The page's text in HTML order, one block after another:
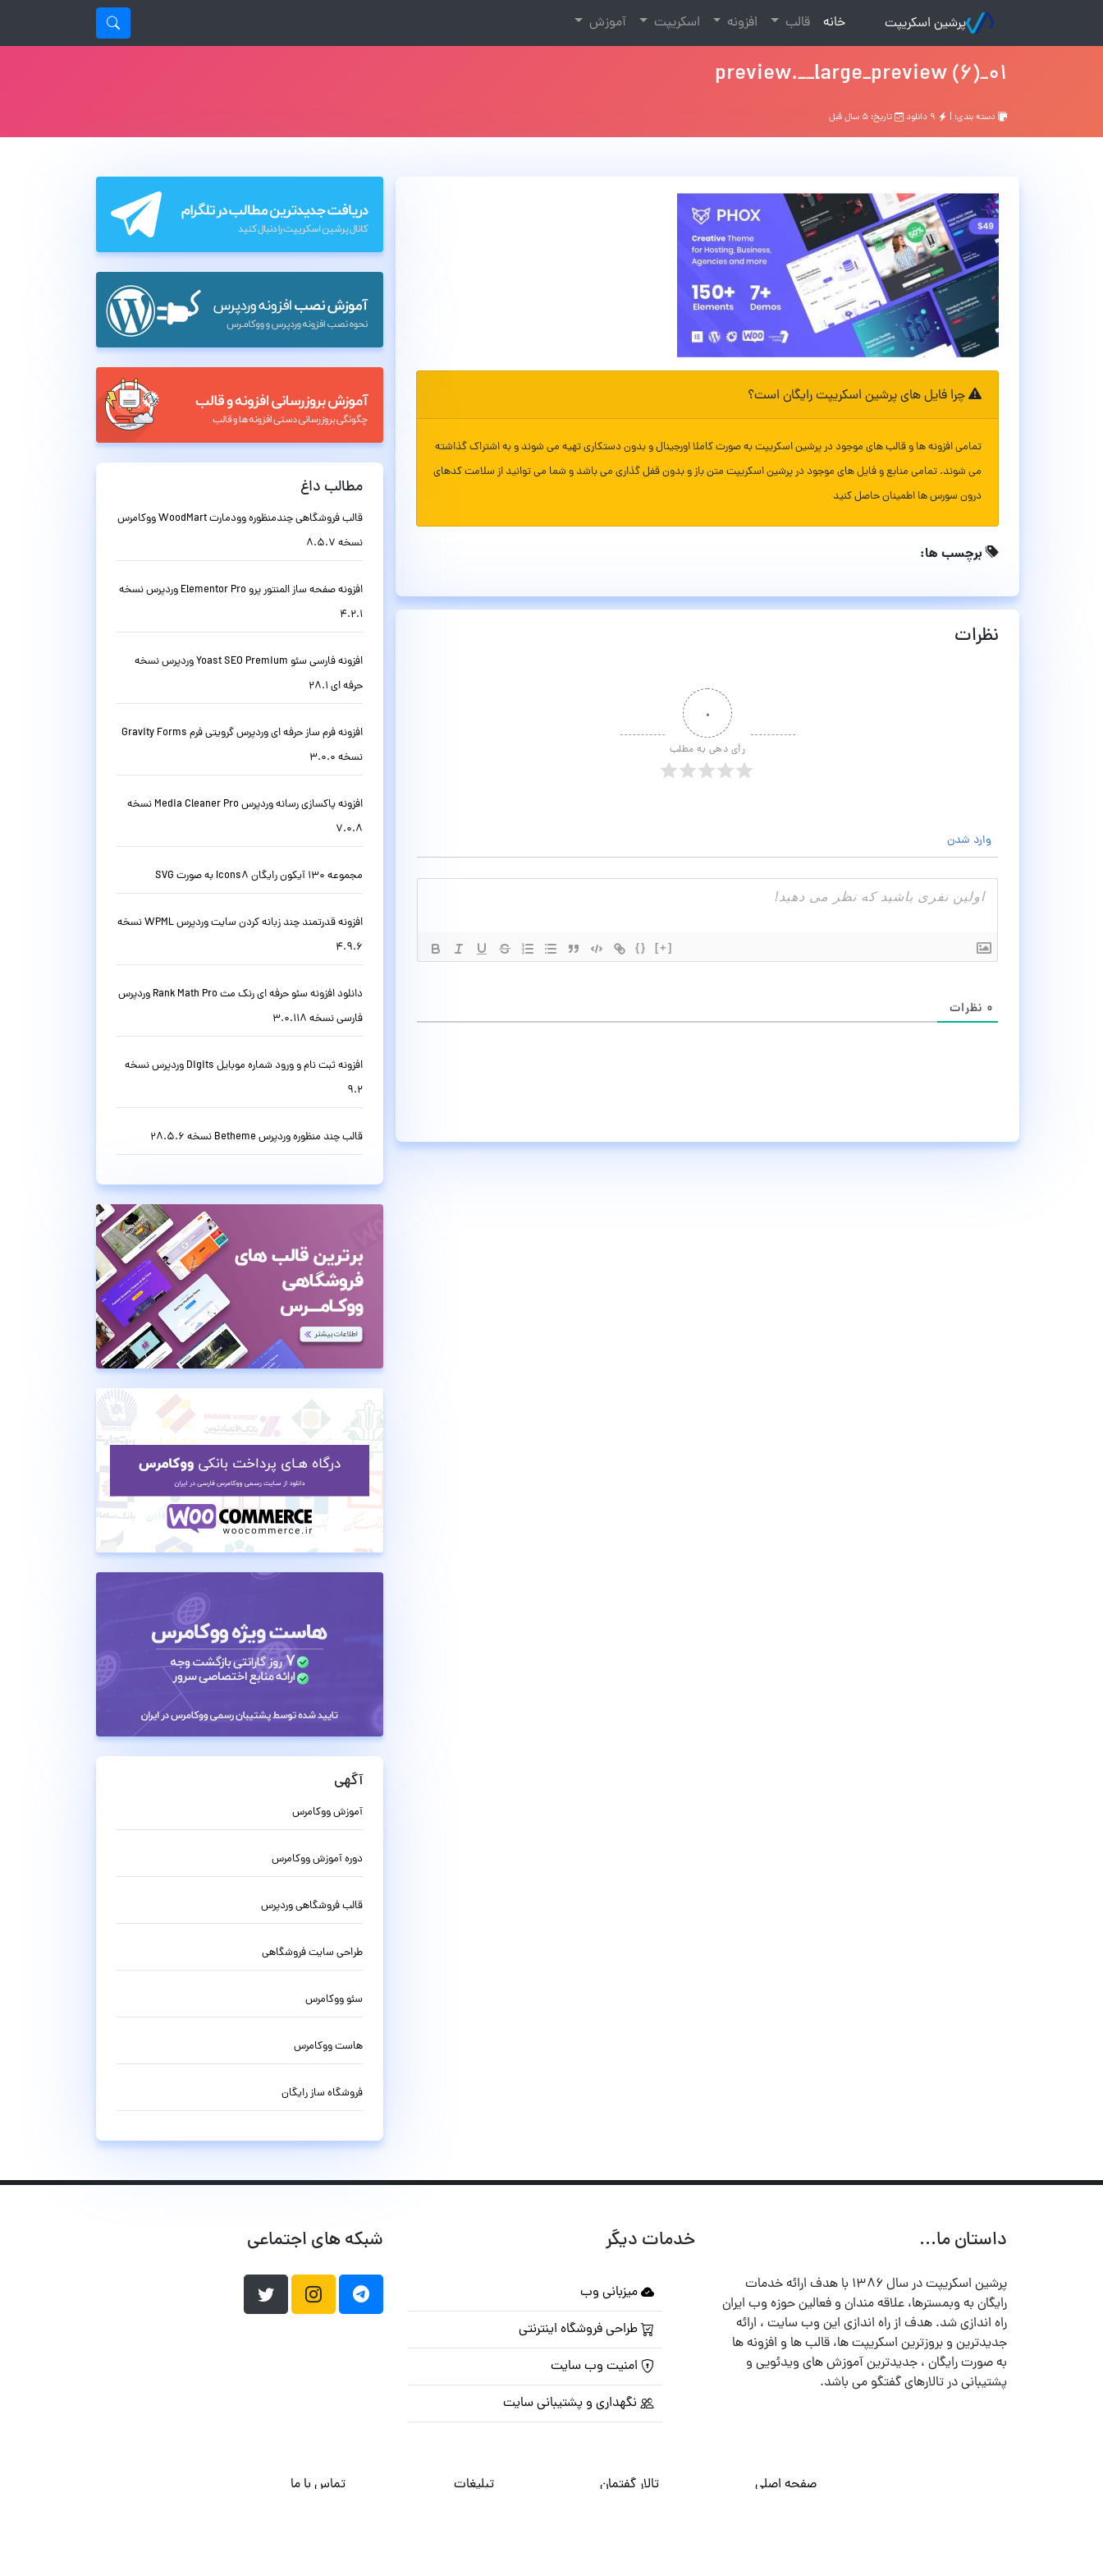
پرشین اسکریپت خانه
(current) قالب افزونه اسکریپت آموزش
01_preview.__large_preview (6)
دسته بندی: | تاریخ: ۵ سال قبل
چرا فایل های پرشین اسکریپت رایگان است؟
تمامی افزونه ها و قالب های موجود در پرشین اسکریپت به صورت کاملا اورجینال و بدون دستکاری تهیه می شوند و به اشتراک گذاشته
می شوند. تمامی منابع و فایل های موجود در پرشین اسکریپت متن باز و بدون قفل گذاری می باشد و شما می توانید از سلامت کدهای
درون سورس ها اطمینان حاصل کنید
برچسب ها:
نظرات
۰
رأی دهی به مطلب
وارد شدن
{} [+]
۰ نظرات
مطالب داغ
قالب فروشگاهی چندمنظوره وودمارت WoodMart ووکامرس
نسخه 8.5.7
افزونه صفحه ساز المنتور پرو Elementor Pro وردپرس نسخه
4.2.1
افزونه فارسی سئو Yoast SEO Premium وردپرس نسخه
حرفه ای 28.1
افزونه فرم ساز حرفه ای وردپرس گرویتی فرم Gravity Forms
نسخه 3.0.0
افزونه پاکسازی رسانه وردپرس Media Cleaner Pro نسخه
7.0.8
مجموعه 130 آیکون رایگان Icons8 به صورت SVG
افزونه قدرتمند چند زبانه کردن سایت وردپرس WPML نسخه
4.9.6
دانلود افزونه سئو حرفه ای رنک مث Rank Math Pro وردپرس
فارسی نسخه 3.0.118
افزونه ثبت نام و ورود شماره موبایل Digits وردپرس نسخه
9.2
قالب چند منظوره وردپرس Betheme نسخه 28.5.6
آگهی
آموزش ووکامرس
دوره آموزش ووکامرس
قالب فروشگاهی وردپرس
طراحی سایت فروشگاهی
سئو ووکامرس
هاست ووکامرس
فروشگاه ساز رایگان
داستان ما...
پرشین اسکریپت در سال ۱۳۸۶ با هدف ارائه خدمات
رایگان به وبمسترها، علاقه مندان و فعالین حوزه وب ایران
راه اندازی شد. هدف از راه اندازی این وب سایت ، ارائه
جدیدترین و بروزترین اسکریپت ها، قالب ها و افزونه ها
به صورت رایگان ، جدیدترین آموزش های ویدئویی و
پشتیبانی در تالارهای گفتگو می باشد.
خدمات دیگر
میزبانی وب
طراحی فروشگاه اینترنتی
امنیت وب سایت
نگهداری و پشتیبانی سایت
شبکه های اجتماعی
صفحه اصلی تالار گفتمان تبلیغات تماس با ما